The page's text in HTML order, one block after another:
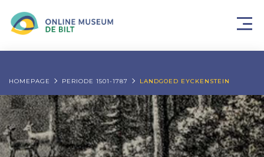
HOMEPAGE PERIODE 1501-1787 LANDGOED EYCKENSTEIN